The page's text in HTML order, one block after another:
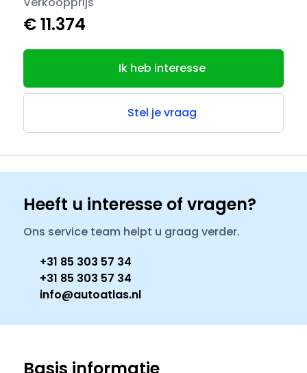
€ 11.374
Ik heb interesse
Stel je vraag
Heeft u interesse of vragen?
Ons service team helpt u graag verder.
+31 85 303 57 34
+31 85 303 57 34
info@autoatlas.nl